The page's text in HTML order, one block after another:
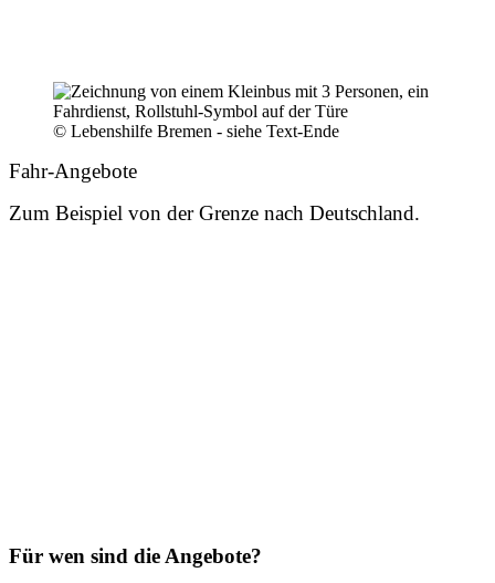
© Lebenshilfe Bremen - siehe Text-Ende
Fahr-Angebote
Zum Beispiel von der Grenze nach Deutschland.
Für wen sind die Angebote?